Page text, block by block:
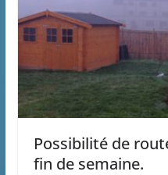
Possibilité de
fin de semaine.